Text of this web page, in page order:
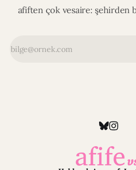
afiften çok vesaire: şehirden